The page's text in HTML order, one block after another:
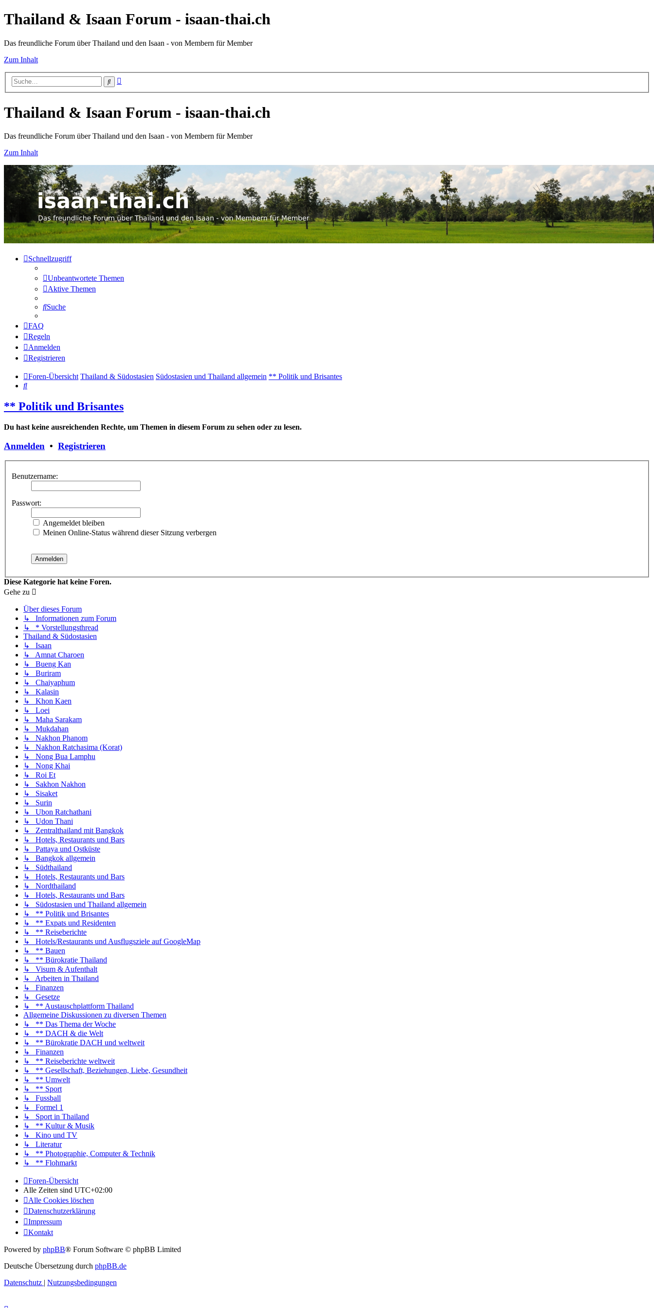
Thailand & Isaan Forum - isaan-thai.ch
Das freundliche Forum über Thailand und den Isaan - von Membern für Member
Zum Inhalt
Suche
Thailand & Isaan Forum - isaan-thai.ch
Das freundliche Forum über Thailand und den Isaan - von Membern für Member
Zum Inhalt
Schnellzugriff
Unbeantwortete Themen
Aktive Themen
Suche
FAQ
Regeln
Anmelden
Registrieren
Foren-Übersicht Thailand & Südostasien Südostasien und Thailand allgemein ** Politik und Brisantes
Suche
** Politik und Brisantes
Du hast keine ausreichenden Rechte, um Themen in diesem Forum zu sehen oder zu lesen.
Anmelden • Registrieren
Benutzername:
Passwort:
Angemeldet bleiben
Meinen Online-Status während dieser Sitzung verbergen
Diese Kategorie hat keine Foren.
Gehe zu
Über dieses Forum
↳ Informationen zum Forum
↳ * Vorstellungsthread
Thailand & Südostasien
↳ Isaan
↳ Amnat Charoen
↳ Bueng Kan
↳ Buriram
↳ Chaiyaphum
↳ Kalasin
↳ Khon Kaen
↳ Loei
↳ Maha Sarakam
↳ Mukdahan
↳ Nakhon Phanom
↳ Nakhon Ratchasima (Korat)
↳ Nong Bua Lamphu
↳ Nong Khai
↳ Roi Et
↳ Sakhon Nakhon
↳ Sisaket
↳ Surin
↳ Ubon Ratchathani
↳ Udon Thani
↳ Zentralthailand mit Bangkok
↳ Hotels, Restaurants und Bars
↳ Pattaya und Ostküste
↳ Bangkok allgemein
↳ Südthailand
↳ Hotels, Restaurants und Bars
↳ Nordthailand
↳ Hotels, Restaurants und Bars
↳ Südostasien und Thailand allgemein
↳ ** Politik und Brisantes
↳ ** Expats und Residenten
↳ ** Reiseberichte
↳ Hotels/Restaurants und Ausflugsziele auf GoogleMap
↳ ** Bauen
↳ ** Bürokratie Thailand
↳ Visum & Aufenthalt
↳ Arbeiten in Thailand
↳ Finanzen
↳ Gesetze
↳ ** Austauschplattform Thailand
Allgemeine Diskussionen zu diversen Themen
↳ ** Das Thema der Woche
↳ ** DACH & die Welt
↳ ** Bürokratie DACH und weltweit
↳ Finanzen
↳ ** Reiseberichte weltweit
↳ ** Gesellschaft, Beziehungen, Liebe, Gesundheit
↳ ** Umwelt
↳ ** Sport
↳ Fussball
↳ Formel 1
↳ Sport in Thailand
↳ ** Kultur & Musik
↳ Kino und TV
↳ Literatur
↳ ** Photographie, Computer & Technik
↳ ** Flohmarkt
Foren-Übersicht
Alle Zeiten sind UTC+02:00
Alle Cookies löschen
Datenschutzerklärung
Impressum
Kontakt
Powered by phpBB® Forum Software © phpBB Limited
Deutsche Übersetzung durch phpBB.de
Datenschutz | Nutzungsbedingungen